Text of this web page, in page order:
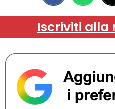
Iscriviti alla